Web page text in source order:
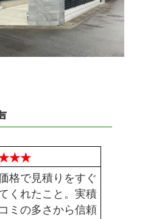
格で見積りをすぐ
くれたこと。実積
ミの多さから信頼